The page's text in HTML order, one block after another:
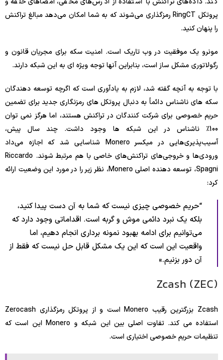
پروتکل RingCT رمزگذاری می‌شوند که به شما امکان می‌دهد مبالغ تراکنش
را پنهان کنید.
مونرو یک موفقیت در وب تاریک است. امنیت سکه برای مجریان قانون و
رگولاتوری مشکل ساز است، بنابراین آنها توجه ویژه ای به این شبکه دارند.
با توجه به آنچه گفته شد، لازم به یادآوری است که اگرچه توسعه دهندگان
سکه های ناشناس دائماً به دنبال پروتکل های رمزنگاری جدید برای تضمین
حریم خصوصی برای شرکت کنندگان در تراکنش هستند، اما هرگز نمی توان
100٪ ناشناس در این شبکه ها وجود داشت. چند سال پیش،
آسیب‌پذیری‌هایی در میکسر Monero شناسایی شد که اجازه می‌داد
ورودی‌ها و خروجی‌های تراکنش‌های خاصی با هم مرتبط شوند. Riccardo
Spagni، توسعه دهنده اصلی Monero، نظر زیر را در مورد این وضعیت ارائه
کرد:
“حریم خصوصی چیزی نیست که شما به آن دست پیدا کنید،
بلکه یک نبرد دائمی موش و گربه است. اقداماتی وجود دارد که
می‌توانیم برای ادامه بهبود نمونه برداری انجام دهیم، اما
واقعیت این است که این یک مشکل قابل حل نیست که فقط از
آن دور بزنیم.»
Zcash (ZEC)
Zcash بزرگترین رقیب Monero است و از پروتکل رمزگذاری Zerocash
استفاده می کند. تفاوت اصلی بین این شبکه و Monero این است که
تنظیمات حریم خصوصی اختیاری است.